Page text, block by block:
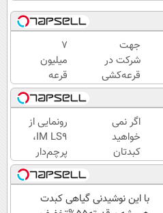
جهت
شرکت در
قرعه‌کشی
۷ میلیون
تومانی
وارد شوید
7
میلیون
قرعه
کشی با
یک
پرسلاین
ساده
اگر نمی
خواهید
کبدتان
چرب
شود این
نوشیدنی
رونمایی از
IM LS9،
پرچم‌دار
فوق‌لوکس
EREV
وارد بازار
با این نوشیدنی گیاهی کبدت